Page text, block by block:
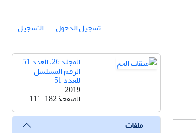
تسجيل الدخول التسجيل
المجلد 26، العدد 51 -
الرقم المسلسل
للعدد 51
2019
الصفحة111-182
ملفات